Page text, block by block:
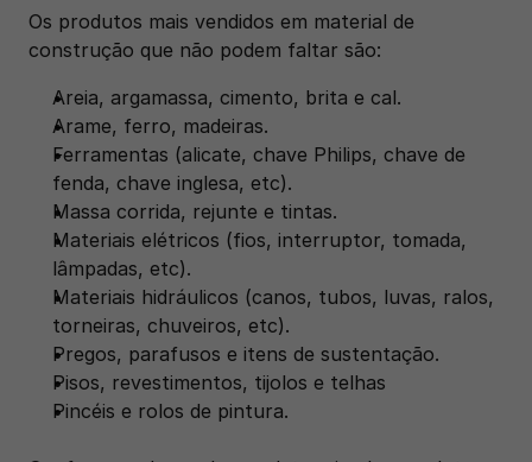
Os produtos mais vendidos em material de
construção que não podem faltar são:
Areia, argamassa, cimento, brita e cal.
Arame, ferro, madeiras.
Ferramentas (alicate, chave Philips, chave de
fenda, chave inglesa, etc).
Massa corrida, rejunte e tintas.
Materiais elétricos (fios, interruptor, tomada,
lâmpadas, etc).
Materiais hidráulicos (canos, tubos, luvas, ralos,
torneiras, chuveiros, etc).
Pregos, parafusos e itens de sustentação.
Pisos, revestimentos, tijolos e telhas
Pincéis e rolos de pintura.